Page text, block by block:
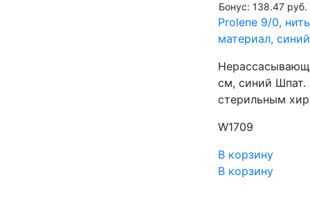
Бонус: 138.47 руб.
Prolene 9/0,
материал,
см, синий
стерильным
W1709
В корзину
В корзину